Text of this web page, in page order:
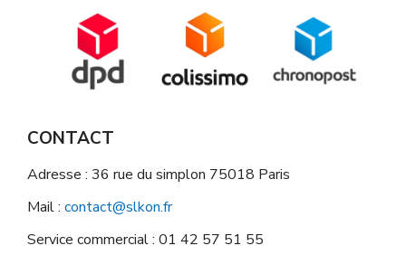
CONTACT
Adresse : 36 rue du simplon 75018 Paris
Mail : contact@slkon.fr
Service commercial : 01 42 57 51 55